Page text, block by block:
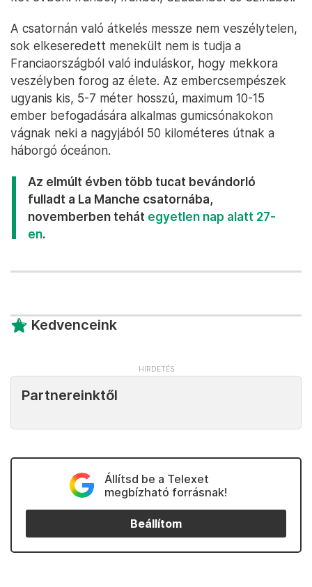
A csatornán való átkelés messze nem veszélytelen,
sok elkeseredett menekült nem is tudja a
Franciaországból való induláskor, hogy mekkora
veszélyben forog az élete. Az embercsempészek
ugyanis kis, 5-7 méter hosszú, maximum 10-15
ember befogadására alkalmas gumicsónakokon
vágnak neki a nagyjából 50 kilométeres útnak a
háborgó óceánon.
Az elmúlt évben több tucat bevándorló
fulladt a La Manche csatornába,
novemberben tehát egyetlen nap alatt 27-
en.
Kedvenceink
Partnereinktől
Állítsd be a Telexet
megbízható forrásnak!
Beállítom